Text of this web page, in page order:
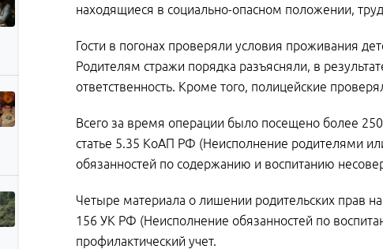
находящиеся в социально-опасном положении,
Гости в погонах проверяли условия проживания
Родителям стражи порядка разъясняли, в
ответственность. Кроме того, полицейские
Всего за время операции было посещено более
статье 5.35 КоАП РФ (Неисполнение родителями
обязанностей по содержанию и воспитанию
Четыре материала о лишении родительских прав
156 УК РФ (Неисполнение обязанностей по
профилактический учет.